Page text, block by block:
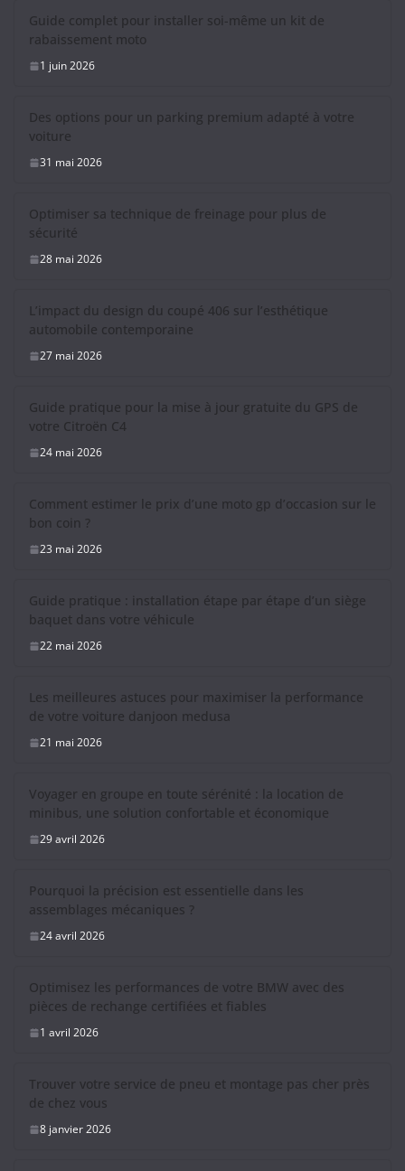
Guide complet pour installer soi-même un kit de
rabaissement moto
1 juin 2026
Des options pour un parking premium adapté à votre
voiture
31 mai 2026
Optimiser sa technique de freinage pour plus de
sécurité
28 mai 2026
L’impact du design du coupé 406 sur l’esthétique
automobile contemporaine
27 mai 2026
Guide pratique pour la mise à jour gratuite du GPS de
votre Citroën C4
24 mai 2026
Comment estimer le prix d’une moto gp d’occasion sur le
bon coin ?
23 mai 2026
Guide pratique : installation étape par étape d’un siège
baquet dans votre véhicule
22 mai 2026
Les meilleures astuces pour maximiser la performance
de votre voiture danjoon medusa
21 mai 2026
Voyager en groupe en toute sérénité : la location de
minibus, une solution confortable et économique
29 avril 2026
Pourquoi la précision est essentielle dans les
assemblages mécaniques ?
24 avril 2026
Optimisez les performances de votre BMW avec des
pièces de rechange certifiées et fiables
1 avril 2026
Trouver votre service de pneu et montage pas cher près
de chez vous
8 janvier 2026